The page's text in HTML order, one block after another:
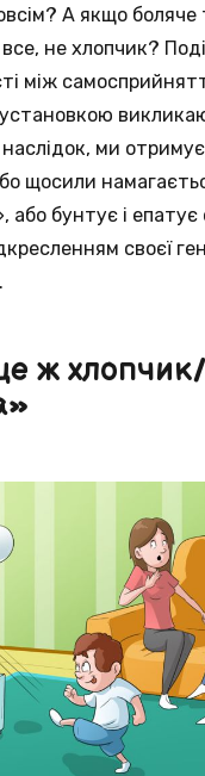
А якщо боляче
не хлопчик?
між
наслідок, ми
щосили
або бунтує і
своєї
ж хлопчик/